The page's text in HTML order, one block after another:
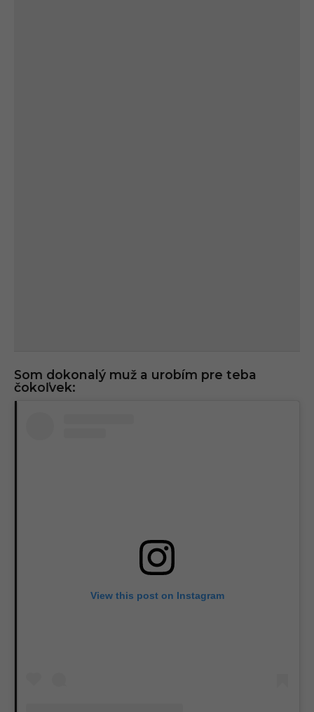
Som dokonalý muž a urobím pre teba
čokoľvek:
View this post on Instagram